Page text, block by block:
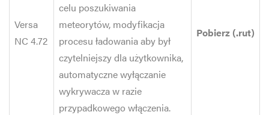
Versa
NC 4.72
celu poszukiwania
meteorytów, modyfikacja
procesu ładowania aby był
czytelniejszy dla użytkownika,
automatyczne wyłączanie
wykrywacza w razie
przypadkowego włączenia.
Pobierz (.rut)